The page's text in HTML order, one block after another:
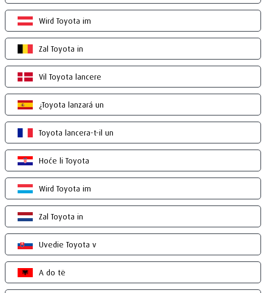
Wird Toyota im
Zal Toyota in
Vil Toyota lancere
¿Toyota lanzará un
Toyota lancera-t-il un
Hoće li Toyota
Wird Toyota im
Zal Toyota in
Uvedie Toyota v
A do të